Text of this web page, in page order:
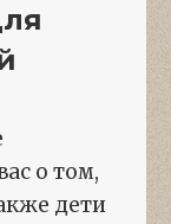
о том,
дети